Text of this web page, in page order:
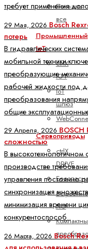
Показать
все
Промышленный
IoT
ctrlX
IOT
IoT
шлюз
Сервоприводы
ctrlX
DRIVE
ПО
требует применения
29 Мая, 2026 Bosch
потерь
В гидравлических
мобильной техники
преобразующие
рабочей жидкости под
преобразования
общие
29 Апреля, 2026 BOSCH
сложностью
В высокотехнологичном
производстве
управления постоянно
синхронизация
минимизация времени
конкурентоспособ..
26 Марта, 2026 Bosch